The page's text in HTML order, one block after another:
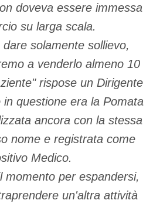
doveva essere immessa
su larga scala.
solamente sollievo,
a venderlo almeno 10
rispose un Dirigente
questione era la Pomata
ancora con la stessa
nome e registrata come
Medico.
momento per espandersi,
un'altra attività